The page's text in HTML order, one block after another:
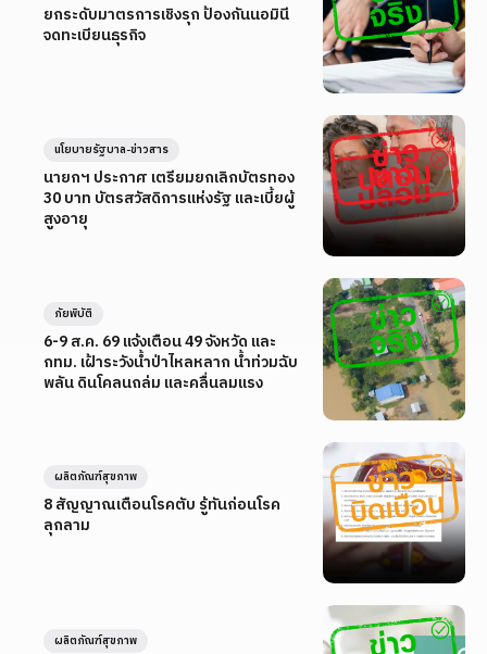
ยกระดับมาตรการเชิงรุก ป้องกันนอมินี
จดทะเบียนธุรกิจ
นายกฯ ประกาศ เตรียมยกเลิกบัตรทอง
30 บาท บัตรสวัสดิการแห่งรัฐ และเบี้ยผู้
สูงอายุ
นโยบายรัฐบาล-ข่าวสาร
6-9 ส.ค. 69 แจ้งเตือน 49 จังหวัด และ
กทม. เฝ้าระวังน้ำป่าไหลหลาก น้ำท่วมฉับ
พลัน ดินโคลนถล่ม และคลื่นลมแรง
ภัยพิบัติ
8 สัญญาณเตือนโรคตับ รู้ทันก่อนโรค
ลุกลาม
ผลิตภัณฑ์สุขภาพ
ผลิตภัณฑ์สุขภาพ